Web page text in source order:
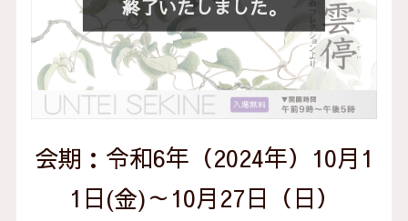
会期：令和6年（2024年）10月1
1日(金)～10月27日（日）